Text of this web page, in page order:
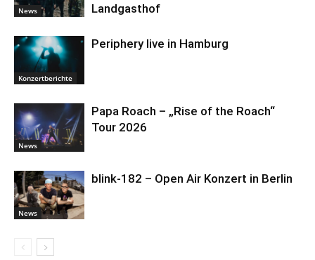
News
Landgasthof
Konzertberichte
Periphery live in Hamburg
News
Papa Roach – „Rise of the Roach“
Tour 2026
News
blink-182 – Open Air Konzert in Berlin